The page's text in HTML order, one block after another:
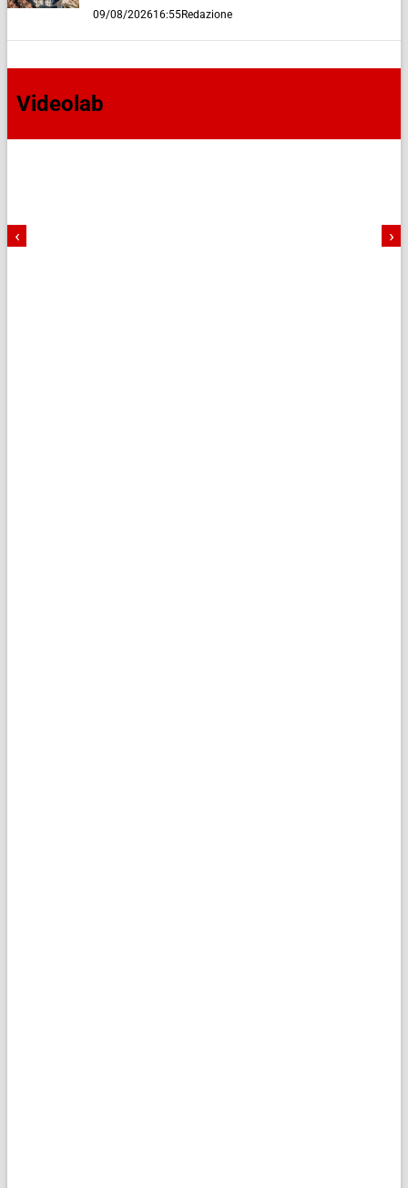
09/08/202616:55Redazione
Videolab
‹ ›